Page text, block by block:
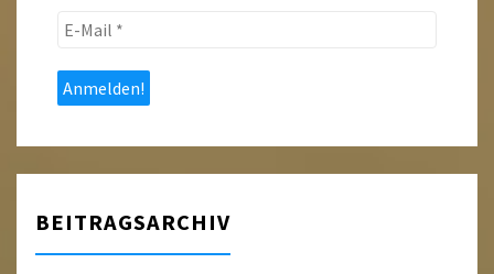
E-
*
BEITRAGSARCHIV